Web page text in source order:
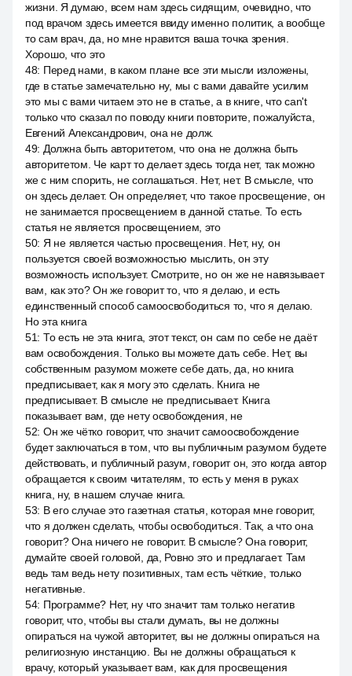
жизни. Я думаю, всем нам здесь сидящим, очевидно, что
под врачом здесь имеется ввиду именно политик, а вообще
то сам врач, да, но мне нравится ваша точка зрения.
Хорошо, что это
48: Перед нами, в каком плане все эти мысли изложены,
где в статье замечательно ну, мы с вами давайте усилим
это мы с вами читаем это не в статье, а в книге, что can't
только что сказал по поводу книги повторите, пожалуйста,
Евгений Александрович, она не долж.
49: Должна быть авторитетом, что она не должна быть
авторитетом. Че карт то делает здесь тогда нет, так можно
же с ним спорить, не соглашаться. Нет, нет. В смысле, что
он здесь делает. Он определяет, что такое просвещение, он
не занимается просвещением в данной статье. То есть
статья не является просвещением, это
50: Я не является частью просвещения. Нет, ну, он
пользуется своей возможностью мыслить, он эту
возможность использует. Смотрите, но он же не навязывает
вам, как это? Он же говорит то, что я делаю, и есть
единственный способ самоосвободиться то, что я делаю.
Но эта книга
51: То есть не эта книга, этот текст, он сам по себе не даёт
вам освобождения. Только вы можете дать себе. Нет, вы
собственным разумом можете себе дать, да, но книга
предписывает, как я могу это сделать. Книга не
предписывает. В смысле не предписывает. Книга
показывает вам, где нету освобождения, не
52: Он же чётко говорит, что значит самоосвобождение
будет заключаться в том, что вы публичным разумом будете
действовать, и публичный разум, говорит он, это когда автор
обращается к своим читателям, то есть у меня в руках
книга, ну, в нашем случае книга.
53: В его случае это газетная статья, которая мне говорит,
что я должен сделать, чтобы освободиться. Так, а что она
говорит? Она ничего не говорит. В смысле? Она говорит,
думайте своей головой, да, Ровно это и предлагает. Там
ведь там ведь нету позитивных, там есть чёткие, только
негативные.
54: Программе? Нет, ну что значит там только негатив
говорит, что, чтобы вы стали думать, вы не должны
опираться на чужой авторитет, вы не должны опираться на
религиозную инстанцию. Вы не должны обращаться к
врачу, который указывает вам, как для просвещения